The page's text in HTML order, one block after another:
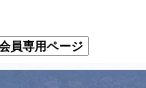
員専用ページ